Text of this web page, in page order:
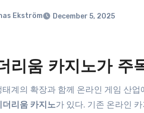
Ekström December 5, 2025
리움 카지노가 주
태계의 확장과 함께 온라인 게임 산
더리움 카지노가 있다. 기존 온라인